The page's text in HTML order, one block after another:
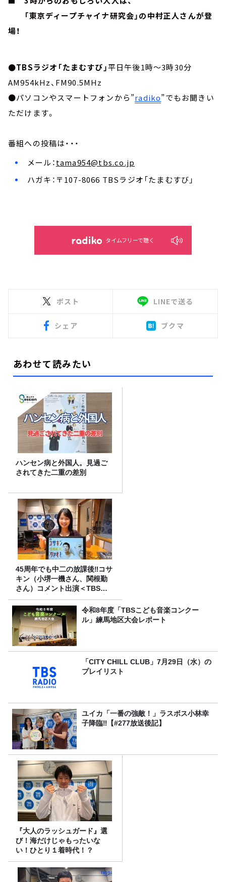
「東京ディープチャイナ研究会」の中村正人さんが登
場！
●TBSラジオ「たまむすび」平日午後1時～3時30分
AM954kHz、FM90.5MHz
●パソコンやスマートフォンから”radiko”でもお聞きい
ただけます。
番組への投稿は・・・
メール：tama954@tbs.co.jp
ハガキ：〒107-8066 TBSラジオ「たまむすび」
タイムフリーで聴く
ポスト LINEで送る
シェア ブクマ
あわせて読みたい
ハンセン病と外国人。見過ご
されてきた二重の差別
45周年でも中二の放課後‼コサ
キン（小堺一機さん、関根勤
さん）コメント出演＜TBSラ
ジオ番組審議会からのご報告
＞
令和8年度「TBSこども音楽コンクー
ル」練馬地区大会レポート
「CITY CHILL CLUB」7月29日（水）の
プレイリスト
ユイカ「一番の強敵！」ラスボス小林幸
子降臨‼【#277放送後記】
『大人のラッシュガード』選
び！海だけじゃもったいな
い！ひとり１着時代！？